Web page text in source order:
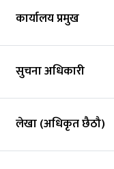
कार्यालय प्रमुख
सुचना अधिकारी
लेखा (अधिकृत छैठौ)